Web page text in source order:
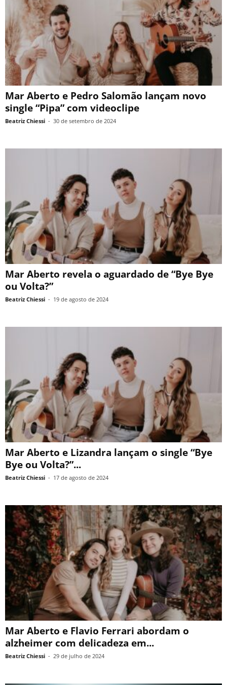
Mar Aberto e Pedro Salomão lançam novo
single “Pipa” com videoclipe
Beatriz Chiessi - 30 de setembro de 2024
Mar Aberto revela o aguardado de “Bye Bye
ou Volta?”
Beatriz Chiessi - 19 de agosto de 2024
Mar Aberto e Lizandra lançam o single “Bye
Bye ou Volta?”...
Beatriz Chiessi - 17 de agosto de 2024
Mar Aberto e Flavio Ferrari abordam o
alzheimer com delicadeza em...
Beatriz Chiessi - 29 de julho de 2024